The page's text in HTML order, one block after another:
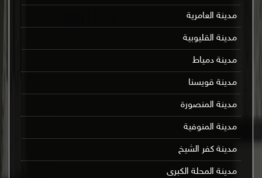
مدينة العامرية
مدينة القليوبية
مدينة دمياط
مدينة قويسنا
مدينة المنصورة
مدينة المنوفية
مدينة كفر الشيخ
مدينة المحلة الكبرى